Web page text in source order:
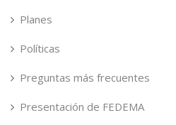
Planes
Políticas
Preguntas más frecuentes
Presentación de FEDEMA